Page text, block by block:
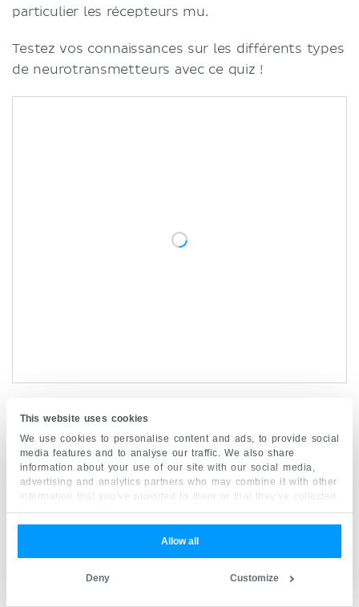
This website uses cookies
We use cookies to personalise content and ads, to provide social
media features and to analyse our traffic. We also share
information about your use of our site with our social media,
advertising and analytics partners who may combine it with other
information that you’ve provided to them or that they’ve collected
from your use of their services.
Allow all
Customize
Deny
particulier les récepteurs mu.
Testez vos connaissances sur les différents types
de neurotransmetteurs avec ce quiz !
Sources
Tout le contenu publié sur Kenhub est examiné par
des experts en médecine et en anatomie. Les
la littérature universitaire et des recherches
évaluées par des pairs.Kenhub ne fournit pas de
conseils médicaux.
Vous pouvez en savoir plus sur